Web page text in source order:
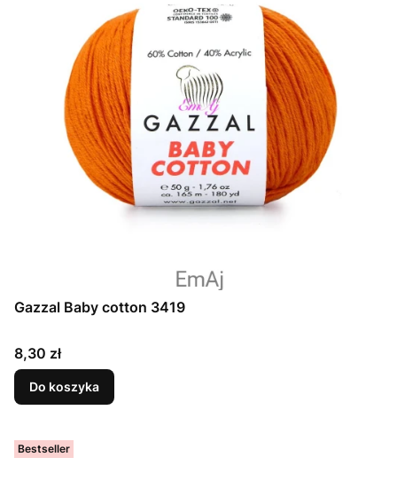
Gazzal Baby cotton 3419
Cena
8,30 zł
Do koszyka
Bestseller